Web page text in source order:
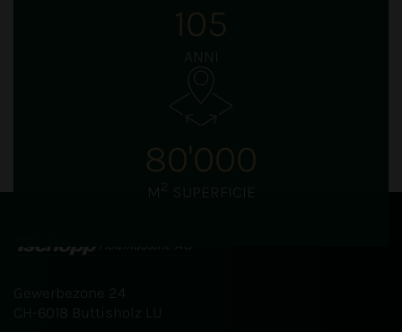
105
ANNI
80'000
M2 SUPERFICIE
Gewerbezone 24
CH-6018 Buttisholz LU